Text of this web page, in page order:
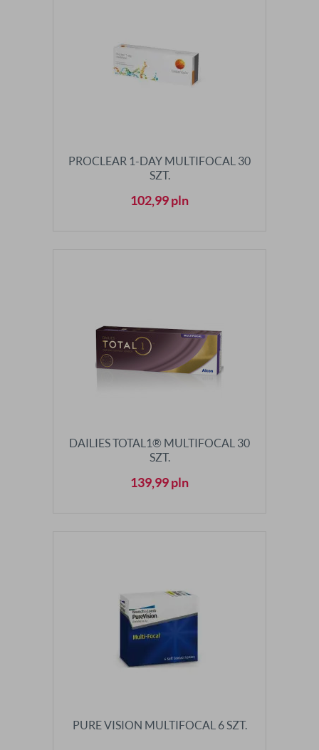
PROCLEAR 1-DAY MULTIFOCAL 30
SZT.
102,99pln
DAILIES TOTAL1® MULTIFOCAL 30
SZT.
139,99pln
PURE VISION MULTIFOCAL 6 SZT.